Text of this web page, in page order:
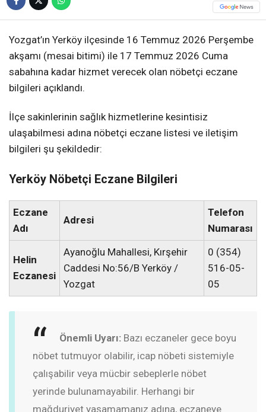
Yozgat’ın Yerköy ilçesinde 16 Temmuz 2026 Perşembe
akşamı (mesai bitimi) ile 17 Temmuz 2026 Cuma
sabahına kadar hizmet verecek olan nöbetçi eczane
bilgileri açıklandı.
İlçe sakinlerinin sağlık hizmetlerine kesintisiz
ulaşabilmesi adına nöbetçi eczane listesi ve iletişim
bilgileri şu şekildedir:
Yerköy Nöbetçi Eczane Bilgileri
Eczane
Adı
Adresi
Telefon
Numarası
Helin
Eczanesi
Ayanoğlu Mahallesi, Kırşehir
Caddesi No:56/B Yerköy /
Yozgat
0 (354)
516-05-
05
Önemli Uyarı: Bazı eczaneler gece boyu
nöbet tutmuyor olabilir, icap nöbeti sistemiyle
çalışabilir veya mücbir sebeplerle nöbet
yerinde bulunamayabilir. Herhangi bir
mağduriyet yaşamamanız adına, eczaneye